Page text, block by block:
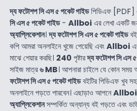
দ্য ফটোশপ সি এস ৫ পকেট গাইডপিডিএফ [PDF]
সি এস ৫ পকেট গাইড- Allboi এর লেখা একটি
অ্যাপ্লিকেশান।দ্য ফটোশপ সি এস ৫ পকেট গাইড
কপি আমরা অনলাইনে খুজে পেয়েছি এবংAllboi
মাঝে শেয়ার করছি। 240 পৃষ্টারদ্য ফটোশপ সি এস
সাইজ মাত্র৬ MB। আপনারা চাইলে যে কোন সময়
ফটোশপ সি এস ৫ পকেট গাইডবইটির পিডিএফ খুব
অনলাইনে পড়তে পারবেন। এছাড়াও আপনেAllboi
অ্যাপ্লিকেশানসম্পর্কিত অন্যান্য বই পড়তে এবং